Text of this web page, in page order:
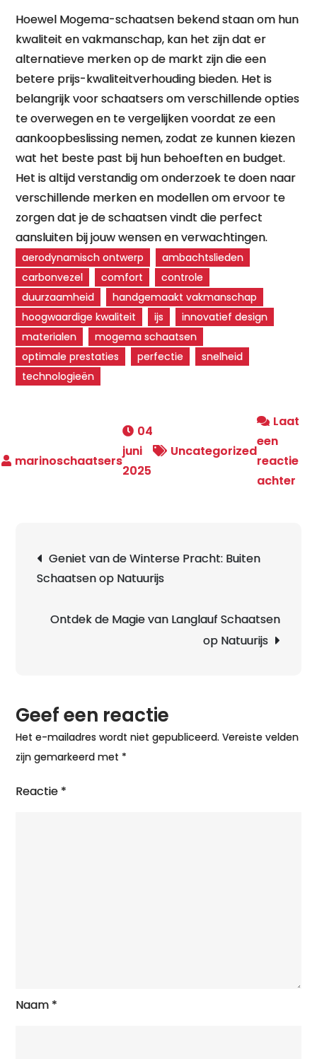
Hoewel Mogema-schaatsen bekend staan om hun
kwaliteit en vakmanschap, kan het zijn dat er
alternatieve merken op de markt zijn die een
betere prijs-kwaliteitverhouding bieden. Het is
belangrijk voor schaatsers om verschillende opties
te overwegen en te vergelijken voordat ze een
aankoopbeslissing nemen, zodat ze kunnen kiezen
wat het beste past bij hun behoeften en budget.
Het is altijd verstandig om onderzoek te doen naar
verschillende merken en modellen om ervoor te
zorgen dat je de schaatsen vindt die perfect
aansluiten bij jouw wensen en verwachtingen.
aerodynamisch ontwerp
ambachtslieden
carbonvezel
comfort
controle
duurzaamheid
handgemaakt vakmanschap
hoogwaardige kwaliteit
ijs
innovatief design
materialen
mogema schaatsen
optimale prestaties
perfectie
snelheid
technologieën
04
juni
2025
Uncategorized
Laat
een
reactie
achter
Geniet van de Winterse Pracht: Buiten
Schaatsen op Natuurijs
Ontdek de Magie van Langlauf Schaatsen
op Natuurijs
Geef een reactie
Het e-mailadres wordt niet gepubliceerd. Vereiste velden
zijn gemarkeerd met *
Reactie *
Naam *